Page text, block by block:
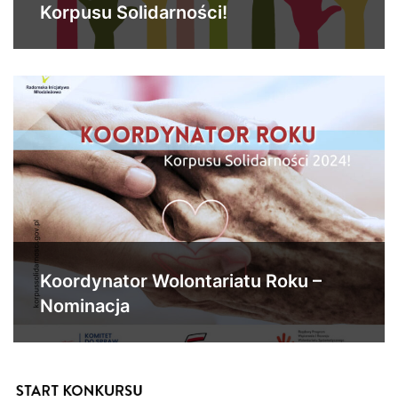
Korpusu Solidarności!
Koordynator Wolontariatu Roku –
Nominacja